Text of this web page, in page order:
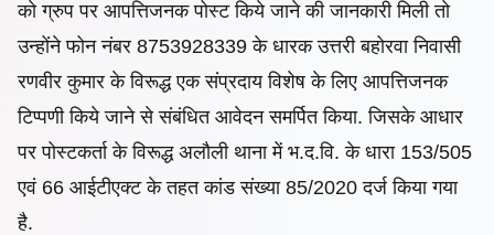
को ग्रुप पर आपत्तिजनक पोस्ट किये जाने की जानकारी मिली तो
उन्होंने फोन नंबर 8753928339 के धारक उत्तरी बहोरवा निवासी
रणवीर कुमार के विरूद्ध एक संप्रदाय विशेष के लिए आपत्तिजनक
टिप्पणी किये जाने से संबंधित आवेदन समर्पित किया. जिसके आधार
पर पोस्टकर्ता के विरूद्ध अलौली थाना में भ.द.वि. के धारा 153/505
एवं 66 आईटीएक्ट के तहत कांड संख्या 85/2020 दर्ज किया गया
है.